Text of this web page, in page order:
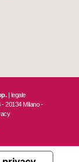
| legale
20134 Milano -